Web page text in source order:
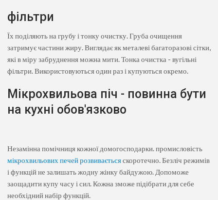
фільтри
Їх поділяють на грубу і тонку очистку. Груба очищення
затримує частини жиру. Виглядає як металеві багаторазові сітки,
які в міру забруднення можна мити. Тонка очистка - вугільні
фільтри. Використовуються один раз і купуються окремо.
Мікрохвильова піч - повинна бути
на кухні обов'язково
Незамінна помічниця кожної домогосподарки. промисловість
мікрохвильових печей розвиваєтьсяскоротечно. Безліч режимів
і функцій не залишать жодну жінку байдужою. Допоможе
заощадити купу часу і сил. Кожна зможе підібрати для себе
необхідний набір функцій.